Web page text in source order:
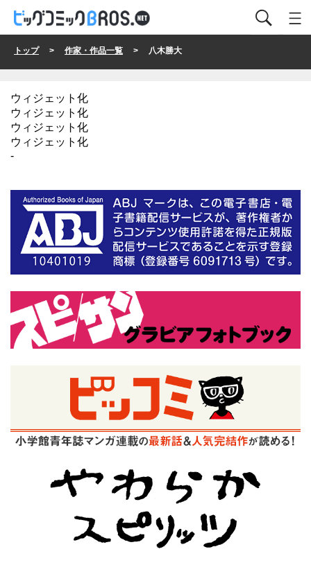
トップ> 作家・作品一覧 > 八木勝大
ウィジェット化
ウィジェット化
ウィジェット化
ウィジェット化
-